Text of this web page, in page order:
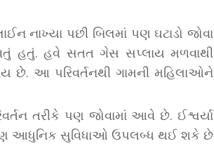
નાખ્યા પછી બિલમાં પણ ઘટાડો જોવા
હતું. હવે સતત ગેસ સપ્લાય મળવાથી
છે. આ પરિવર્તનથી ગામની મહિલાઓને
તરીકે પણ જોવામાં આવે છે. ઈશ્વર્યા
પણ આધુનિક સુવિધાઓ ઉપલબ્ધ થઈ શકે છે